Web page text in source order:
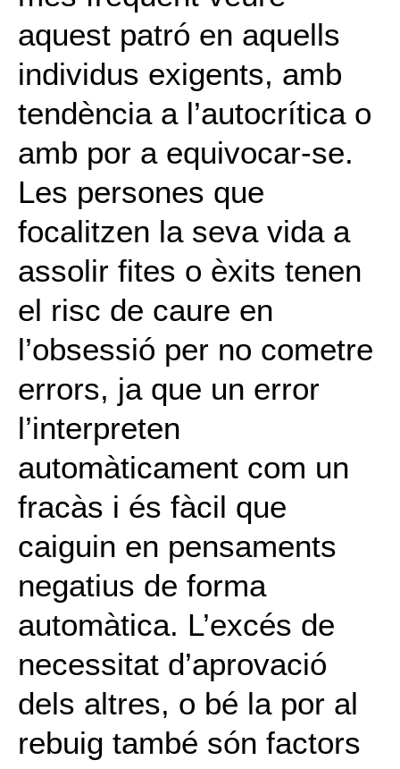
aquest patró en aquells
individus exigents, amb
tendència a l’autocrítica o
amb por a equivocar-se.
Les persones que
focalitzen la seva vida a
assolir fites o èxits tenen
el risc de caure en
l’obsessió per no cometre
errors, ja que un error
l’interpreten
automàticament com un
fracàs i és fàcil que
caiguin en pensaments
negatius de forma
automàtica. L’excés de
necessitat d’aprovació
dels altres, o bé la por al
rebuig també són factors